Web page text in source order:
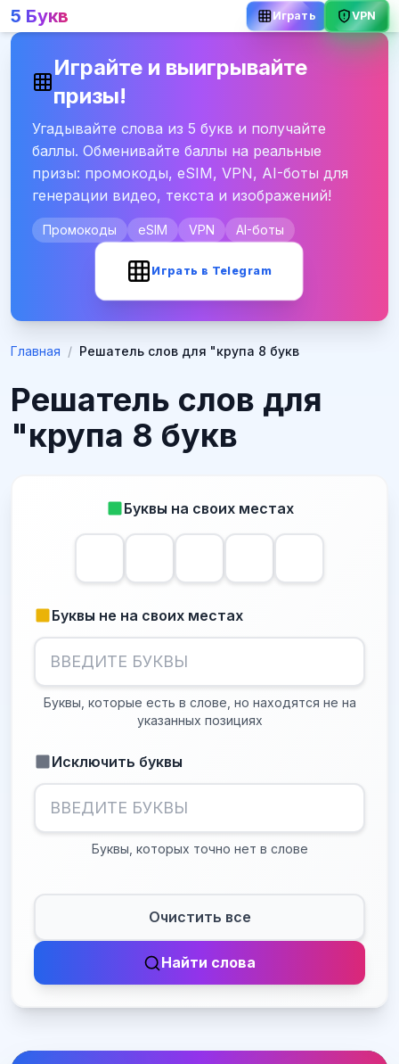
5 Букв Играть VPN
Играйте и выигрывайте
призы!
Угадывайте слова из 5 букв и получайте
баллы. Обменивайте баллы на реальные
призы: промокоды, eSIM, VPN, AI-боты для
генерации видео, текста и изображений!
Промокоды eSIM VPN AI-боты
Играть в Telegram
Главная / Решатель слов для "крупа 8 букв
Решатель слов для
"крупа 8 букв
Буквы на своих местах
Буквы не на своих местах
Буквы, которые есть в слове, но находятся не на
указанных позициях
Исключить буквы
Буквы, которых точно нет в слове
Очистить все
Найти слова